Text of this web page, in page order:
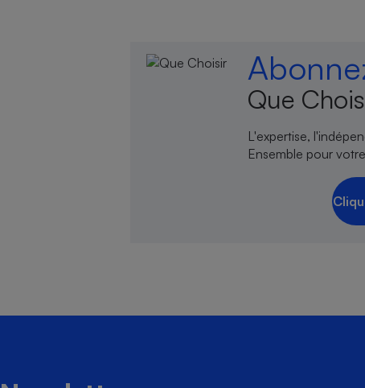
Que
L'expertise,
Ensemble pour